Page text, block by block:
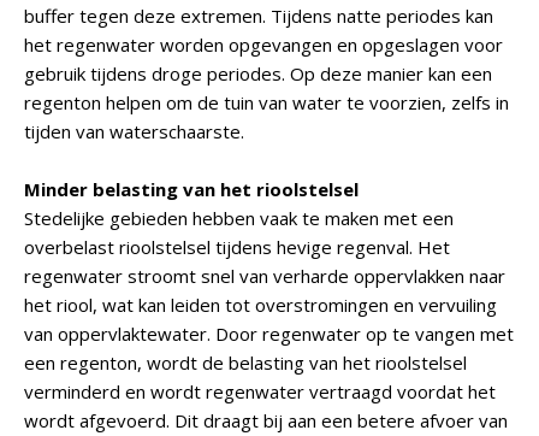
buffer tegen deze extremen. Tijdens natte periodes kan
het regenwater worden opgevangen en opgeslagen voor
gebruik tijdens droge periodes. Op deze manier kan een
regenton helpen om de tuin van water te voorzien, zelfs in
tijden van waterschaarste.
Minder belasting van het rioolstelsel
Stedelijke gebieden hebben vaak te maken met een
overbelast rioolstelsel tijdens hevige regenval. Het
regenwater stroomt snel van verharde oppervlakken naar
het riool, wat kan leiden tot overstromingen en vervuiling
van oppervlaktewater. Door regenwater op te vangen met
een regenton, wordt de belasting van het rioolstelsel
verminderd en wordt regenwater vertraagd voordat het
wordt afgevoerd. Dit draagt bij aan een betere afvoer van